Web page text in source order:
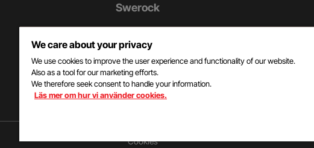
Ytterligare
information
och
kontaktuppgifter
Swerock
Swerock är en av Sveriges största
leverantörer av material och tjänster till
bygg- och anläggningsbranschen och
företaget ingår i Peabkoncernen.
Cookies
We care about your privacy
We use cookies to improve the user experience and functionality of our website.
Also as a tool for our marketing efforts.
We therefore seek consent to handle your information.
Läs mer om hur vi använder cookies.